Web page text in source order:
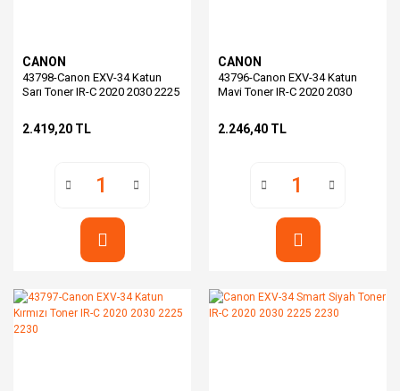
CANON
43798-Canon EXV-34 Katun
Sarı Toner IR-C 2020 2030 2225
2.419,20 TL
CANON
43796-Canon EXV-34 Katun
Mavi Toner IR-C 2020 2030
2.246,40 TL